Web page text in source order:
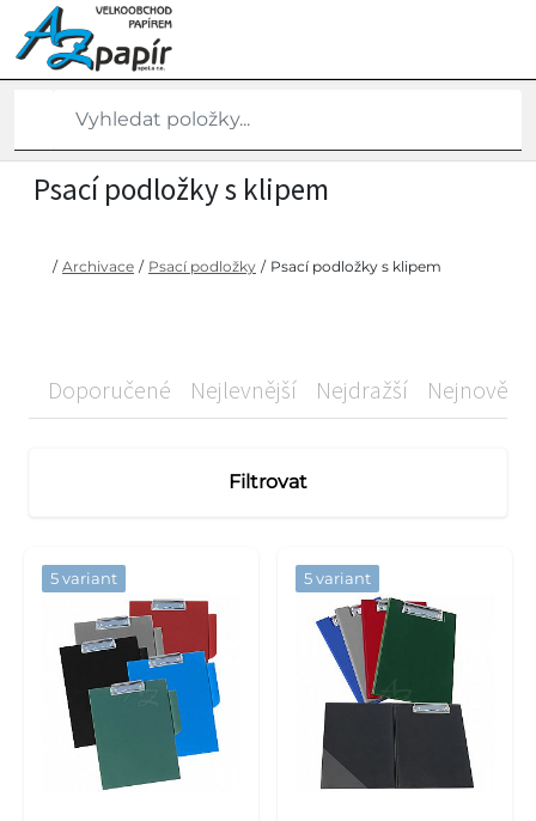
Psací podložky s klipem
/ Archivace / Psací podložky / Psací podložky s klipem
Doporučené Nejlevnější Nejdražší Nejnovější
Filtrovat
5 variant 5 variant